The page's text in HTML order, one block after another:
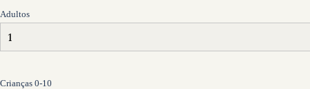
Adultos
Crianças 0-10